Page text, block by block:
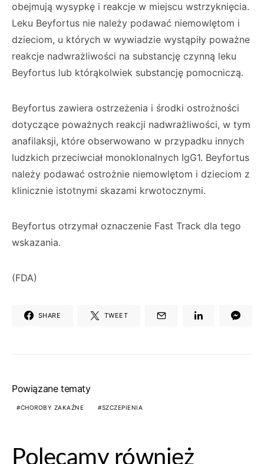
obejmują wysypkę i reakcje w miejscu wstrzyknięcia.
Leku Beyfortus nie należy podawać niemowlętom i
dzieciom, u których w wywiadzie wystąpiły poważne
reakcje nadwrażliwości na substancję czynną leku
Beyfortus lub którąkolwiek substancję pomocniczą.
Beyfortus zawiera ostrzeżenia i środki ostrożności
dotyczące poważnych reakcji nadwrażliwości, w tym
anafilaksji, które obserwowano w przypadku innych
ludzkich przeciwciał monoklonalnych IgG1. Beyfortus
należy podawać ostrożnie niemowlętom i dzieciom z
klinicznie istotnymi skazami krwotocznymi.
Beyfortus otrzymał oznaczenie Fast Track dla tego
wskazania.
(FDA)
SHARE TWEET
Powiązane tematy
CHOROBY ZAKAŹNE SZCZEPIENIA
Polecamy również